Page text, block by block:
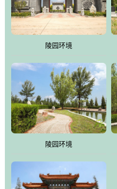
体吸取现代园林艺术之精华
陵园环境
陵园环境